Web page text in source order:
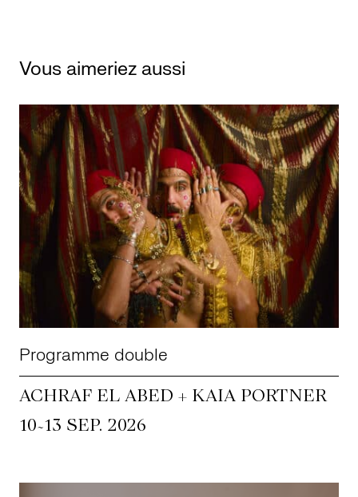
Vous aimeriez aussi
Programme double
ACHRAF EL ABED + KAIA PORTNER
10~13 SEP. 2026